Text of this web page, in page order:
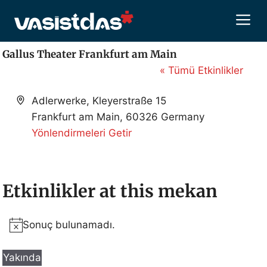
atla
Gallus Theater Frankfurt am Main
« Tümü Etkinlikler
A
Adlerwerke, Kleyerstraße 15
Frankfurt am Main, 60326 Germany
Yönlendirmeleri Getir
Etkinlikler at this mekan
N
o
t
Sonuç bulunamadı.
Yakında